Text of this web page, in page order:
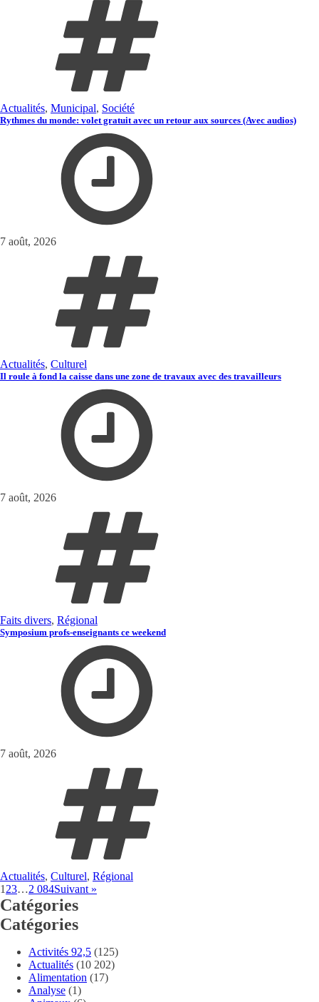
Actualités, Municipal, Société
Rythmes du monde: volet gratuit avec un retour aux sources (Avec audios)
7 août, 2026
Actualités, Culturel
Il roule à fond la caisse dans une zone de travaux avec des travailleurs
7 août, 2026
Faits divers, Régional
Symposium profs-enseignants ce weekend
7 août, 2026
Actualités, Culturel, Régional
1 23…2 084Suivant »
Catégories
Catégories
Activités 92,5 (125)
Actualités (10 202)
Alimentation (17)
Analyse (1)